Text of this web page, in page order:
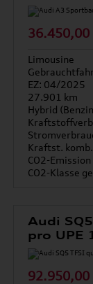
36.450,00
Limousine
EZ: 04/2025
27.901 km
Hybrid
Audi
pro UPE
92.950,00